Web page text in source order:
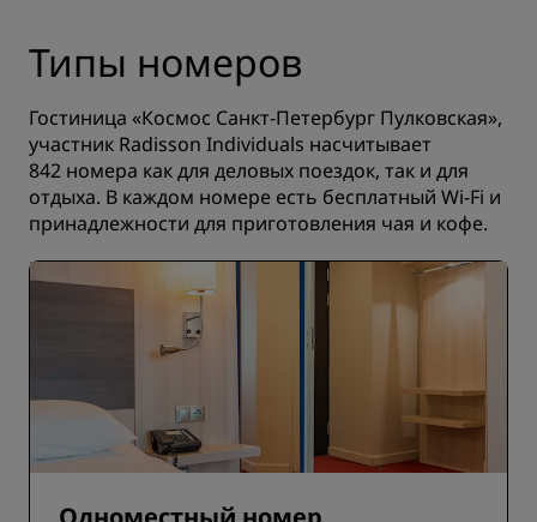
Типы номеров
Гостиница «Космос Санкт-Петербург Пулковская»,
участник Radisson Individuals насчитывает
842 номера как для деловых поездок, так и для
отдыха. В каждом номере есть бесплатный Wi-Fi и
принадлежности для приготовления чая и кофе.